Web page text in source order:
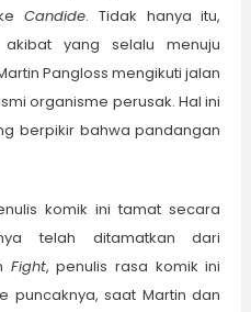
Candide. Tidak hanya itu,
yang selalu menuju
Pangloss mengikuti jalan
organisme perusak. Hal ini
berpikir bahwa pandangan
komik ini tamat secara
telah ditamatkan dari
Fight, penulis rasa komik ini
puncaknya, saat Martin dan